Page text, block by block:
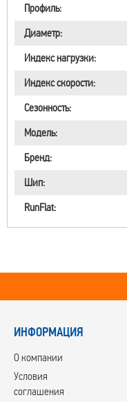
Профиль:
Диаметр:
Индекс нагрузки:
Индекс скорости:
Сезонность:
Модель:
Бренд:
Шип:
RunFlat:
ИНФОРМАЦИЯ
О компании
Условия
соглашения